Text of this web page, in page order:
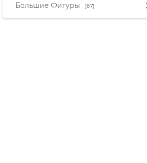
Большие Фигуры (87)